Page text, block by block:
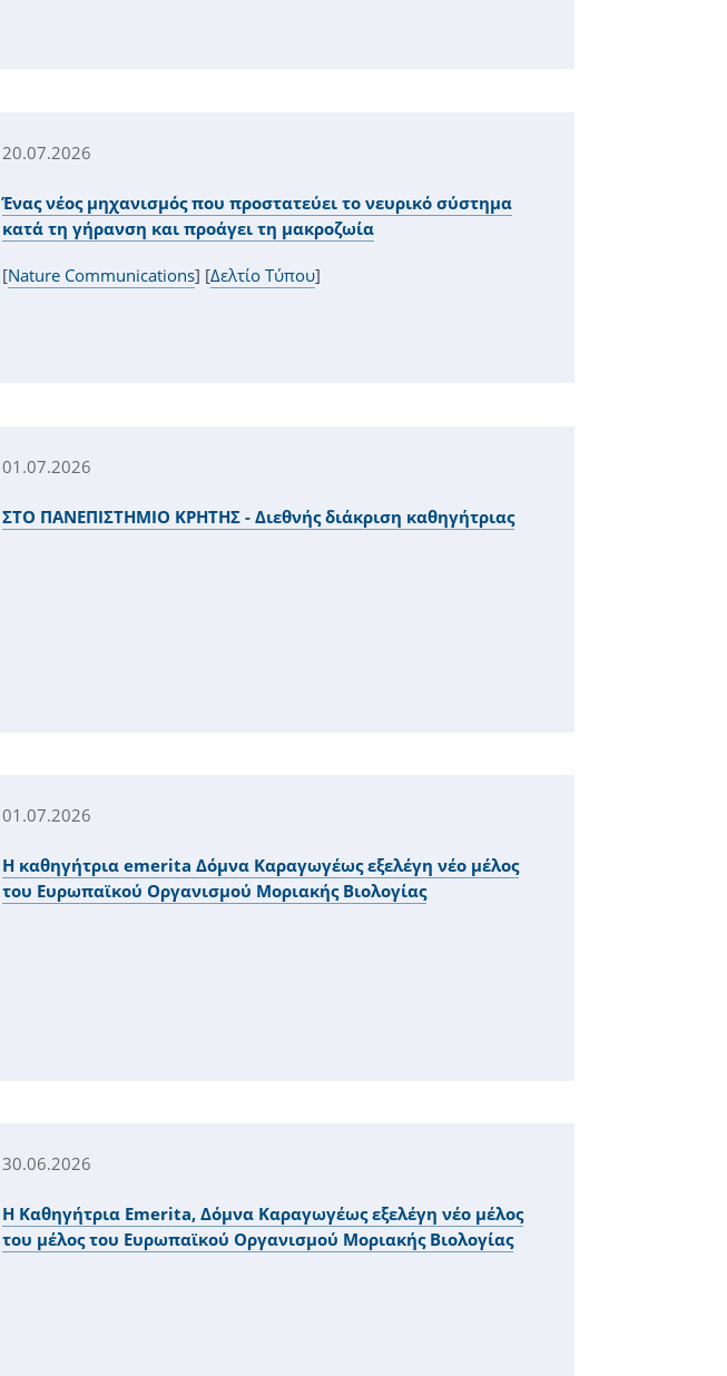
20.07.2026
Ένας νέος μηχανισμός που προστατεύει το νευρικό σύστημα
κατά τη γήρανση και προάγει τη μακροζωία
[Nature Communications] [Δελτίο Τύπου]
01.07.2026
ΣΤΟ ΠΑΝΕΠΙΣΤΗΜΙΟ ΚΡΗΤΗΣ - Διεθνής διάκριση καθηγήτριας
01.07.2026
Η καθηγήτρια emerita Δόμνα Καραγωγέως εξελέγη νέο μέλος
του Ευρωπαϊκού Οργανισμού Μοριακής Βιολογίας
30.06.2026
Η Καθηγήτρια Εmerita, Δόμνα Καραγωγέως εξελέγη νέο μέλος
του μέλος του Ευρωπαϊκού Οργανισμού Μοριακής Βιολογίας